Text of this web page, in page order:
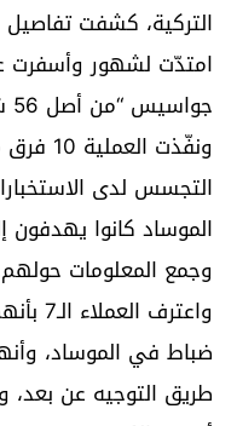
التركية، كشفت تفاصيل
جواسيس “من أصل 56 شخصاً.
ونفّذت
التجسس لدى
الموساد كانوا
وجمع المعلومات
ضباط في الموساد،
طريق التوجيه عن بعد،